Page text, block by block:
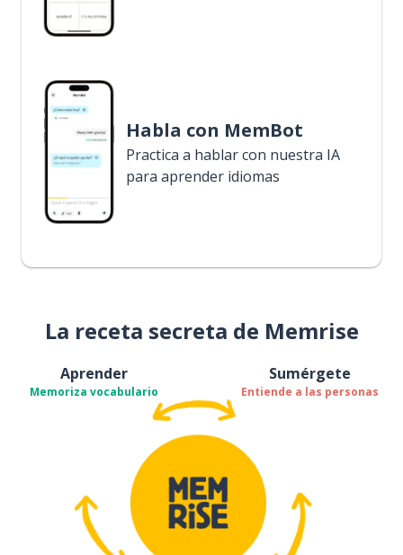
Habla con MemBot
Practica a hablar con nuestra IA
para aprender idiomas
La receta secreta de Memrise
Aprender
Memoriza vocabulario
Sumérgete
Entiende a las personas